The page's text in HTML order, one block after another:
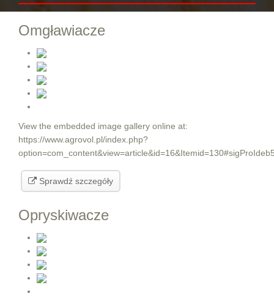
Omgławiacze
View the embedded image gallery online at:
https://www.agrovol.pl/index.php?
Sprawdź szczegóły
Opryskiwacze